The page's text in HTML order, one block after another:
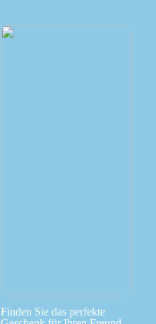
Finden Sie das perfekte